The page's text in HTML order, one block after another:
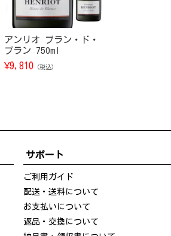
アンリオ ブラン・ド・
ブラン 750ml
¥9,810 （税込）
サポート
ご利用ガイド
配送・送料について
お支払いについて
返品・交換について